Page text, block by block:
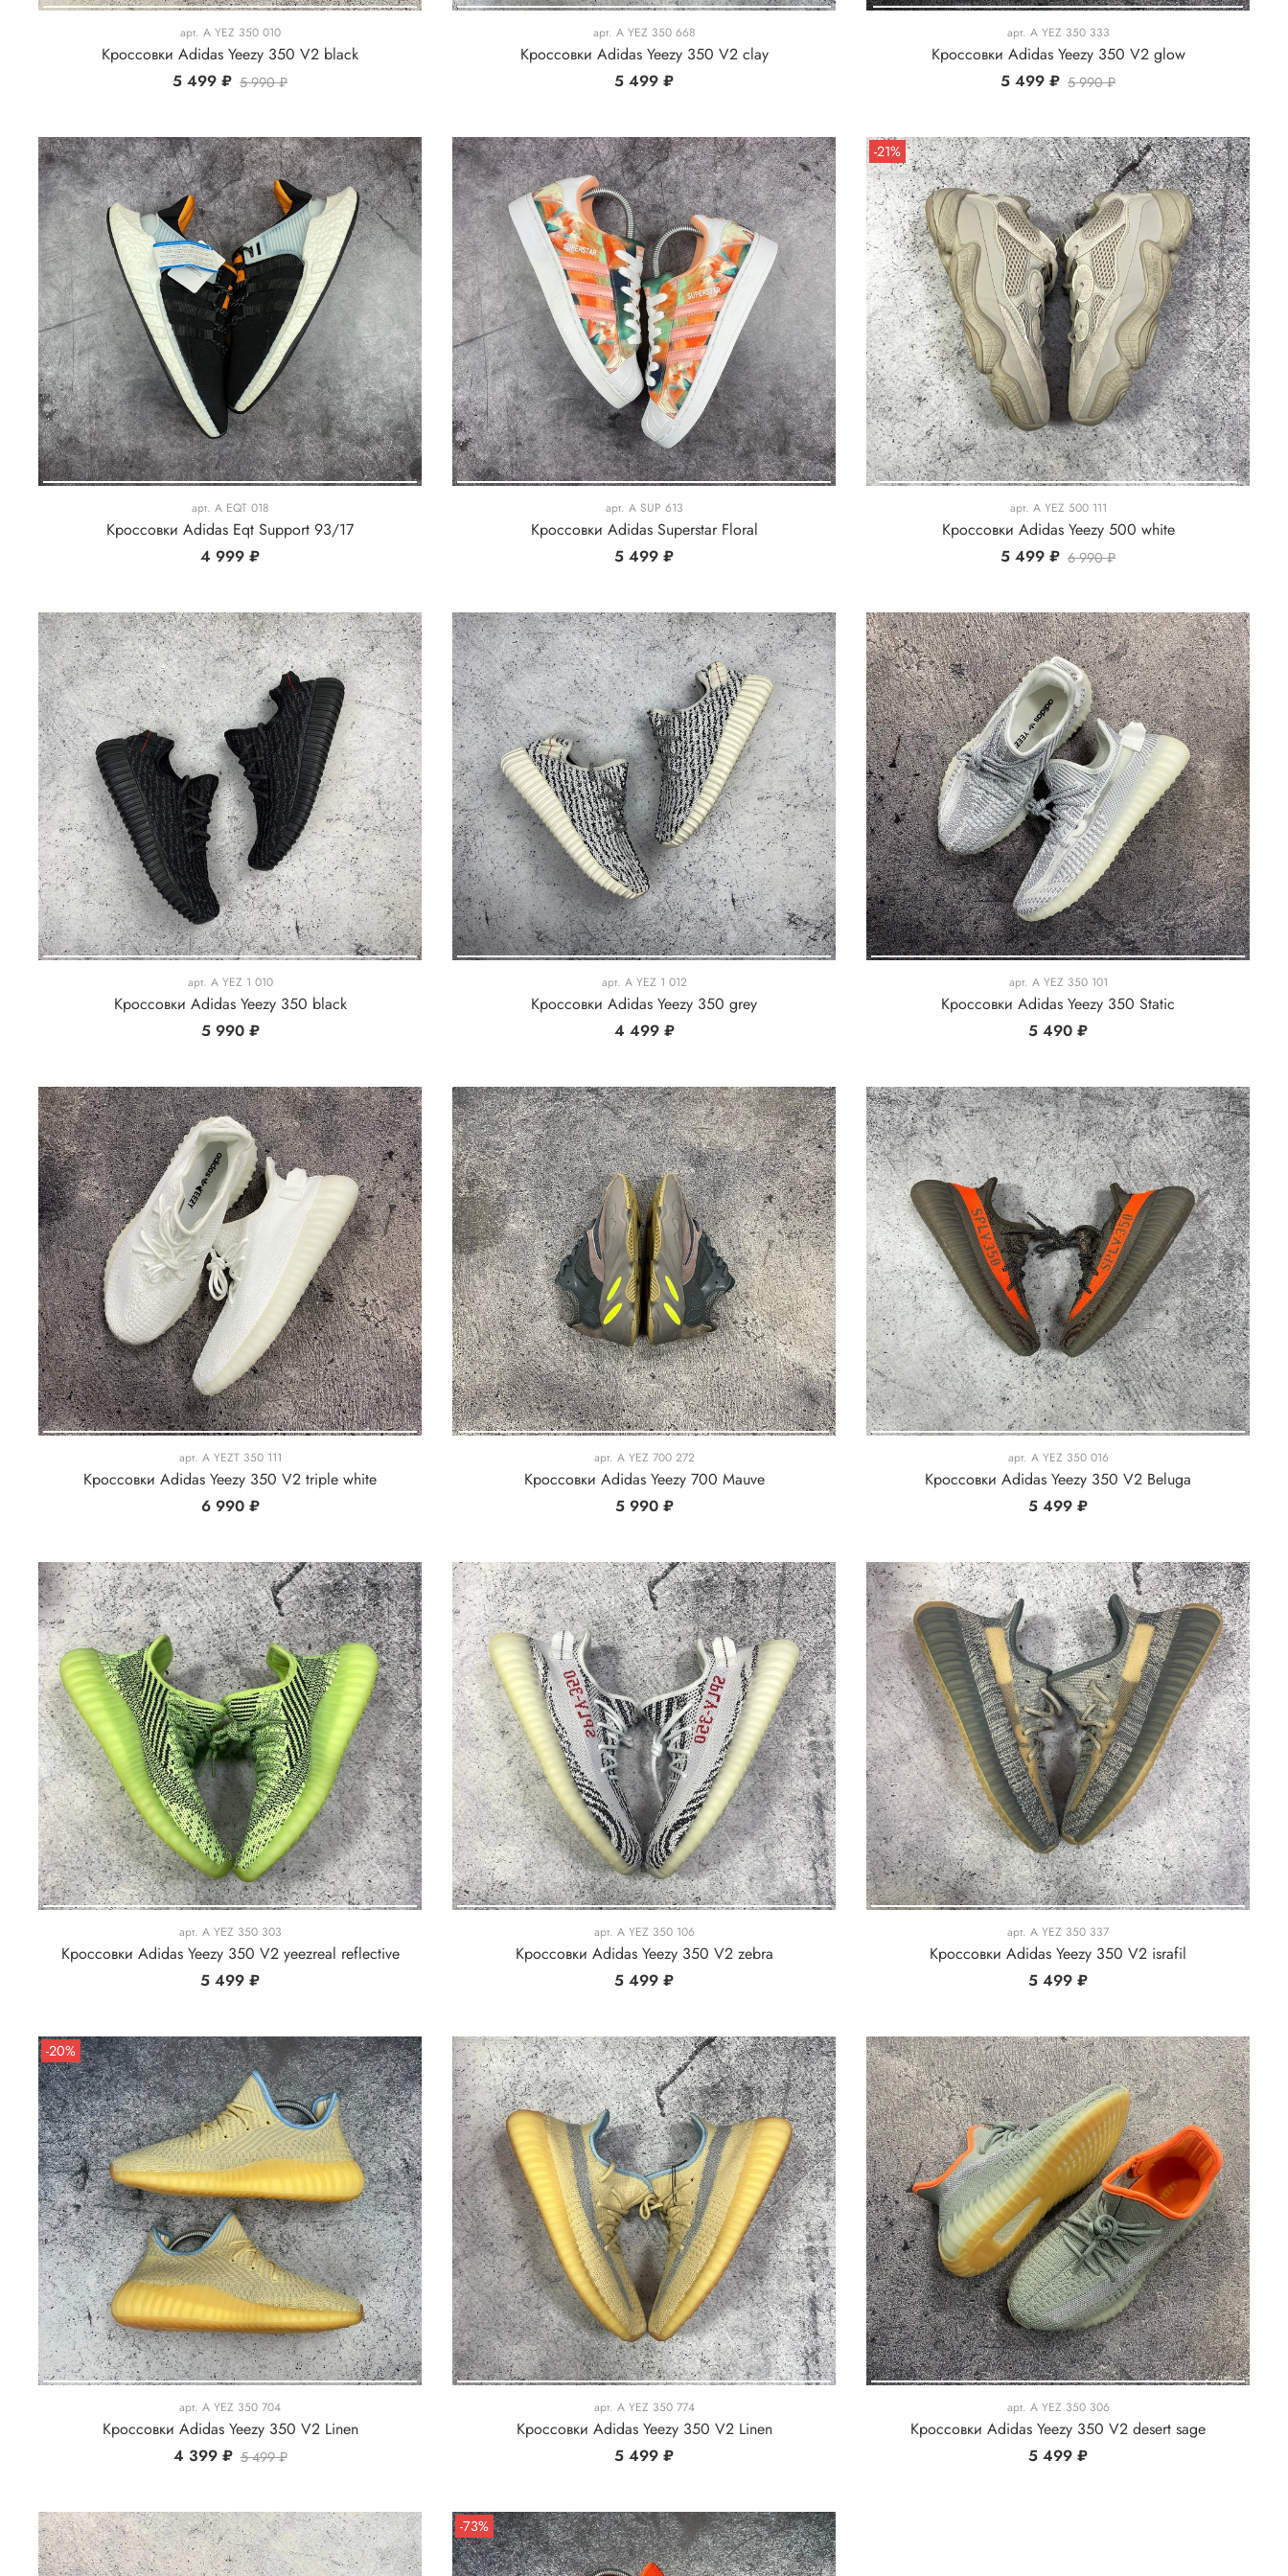
арт. A YEZ 350 010
Кроссовки Adidas Yeezy 350 V2 black
5 499 ₽ 5 990 ₽
арт. A YEZ 350 668
Кроссовки Adidas Yeezy 350 V2 clay
5 499 ₽
арт. A YEZ 350 333
Кроссовки Adidas Yeezy 350 V2 glow
5 499 ₽ 5 990 ₽
арт. A EQT 018
Кроссовки Adidas Eqt Support 93/17
4 999 ₽
арт. A SUP 613
Кроссовки Adidas Superstar Floral
5 499 ₽
-21%
арт. A YEZ 500 111
Кроссовки Adidas Yeezy 500 white
5 499 ₽ 6 990 ₽
арт. A YEZ 1 010
Кроссовки Adidas Yeezy 350 black
5 990 ₽
арт. A YEZ 1 012
Кроссовки Adidas Yeezy 350 grey
4 499 ₽
арт. A YEZ 350 101
Кроссовки Adidas Yeezy 350 Static
5 490 ₽
арт. A YEZT 350 111
Кроссовки Adidas Yeezy 350 V2 triple white
6 990 ₽
арт. A YEZ 700 272
Кроссовки Adidas Yeezy 700 Mauve
5 990 ₽
арт. A YEZ 350 016
Кроссовки Adidas Yeezy 350 V2 Beluga
5 499 ₽
арт. A YEZ 350 303
Кроссовки Adidas Yeezy 350 V2 yeezreal reflective
5 499 ₽
арт. A YEZ 350 106
Кроссовки Adidas Yeezy 350 V2 zebra
5 499 ₽
арт. A YEZ 350 337
Кроссовки Adidas Yeezy 350 V2 israfil
5 499 ₽
-20%
арт. A YEZ 350 704
Кроссовки Adidas Yeezy 350 V2 Linen
4 399 ₽ 5 499 ₽
арт. A YEZ 350 774
Кроссовки Adidas Yeezy 350 V2 Linen
5 499 ₽
арт. A YEZ 350 306
Кроссовки Adidas Yeezy 350 V2 desert sage
5 499 ₽
-73%